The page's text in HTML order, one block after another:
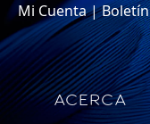
Mi Cuenta|Boletín
ACERCA